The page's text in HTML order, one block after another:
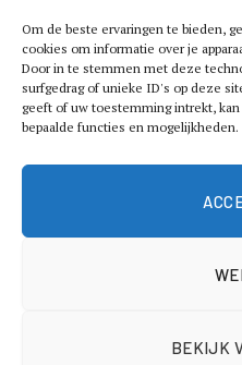
Om de beste ervaringen te bieden,
cookies om informatie over je
Door in te stemmen met deze
surfgedrag of unieke ID's op deze
geeft of uw toestemming intrekt,
bepaalde functies en mogelijkheden.
BEKIJK
multifunctionele
Ripple RSR schade Shiba
Token Utrecht Vechain
Geldzaken